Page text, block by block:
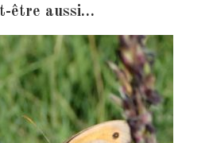
être aussi…